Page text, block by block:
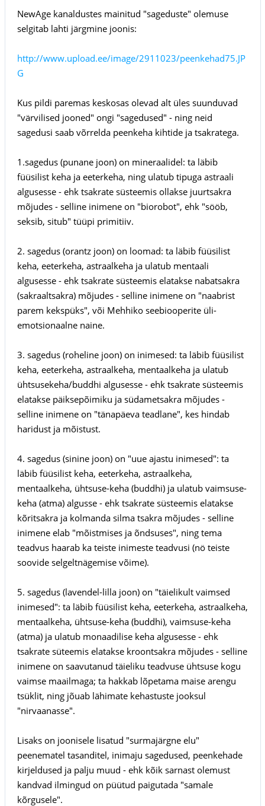
NewAge kanaldustes mainitud "sageduste" olemuse
selgitab lahti järgmine joonis:
http://www.upload.ee/image/2911023/peenkehad75.JP
G
Kus pildi paremas keskosas olevad alt üles suunduvad
"värvilised jooned" ongi "sagedused" - ning neid
sagedusi saab võrrelda peenkeha kihtide ja tsakratega.
1.sagedus (punane joon) on mineraalidel: ta läbib
füüsilist keha ja eeterkeha, ning ulatub tipuga astraali
algusesse - ehk tsakrate süsteemis ollakse juurtsakra
mõjudes - selline inimene on "biorobot", ehk "sööb,
seksib, situb" tüüpi primitiiv.
2. sagedus (orantz joon) on loomad: ta läbib füüsilist
keha, eeterkeha, astraalkeha ja ulatub mentaali
algusesse - ehk tsakrate süsteemis elatakse nabatsakra
(sakraaltsakra) mõjudes - selline inimene on "naabrist
parem kekspüks", või Mehhiko seebiooperite üli-
emotsionaalne naine.
3. sagedus (roheline joon) on inimesed: ta läbib füüsilist
keha, eeterkeha, astraalkeha, mentaalkeha ja ulatub
ühtsusekeha/buddhi algusesse - ehk tsakrate süsteemis
elatakse päiksepõimiku ja südametsakra mõjudes -
selline inimene on "tänapäeva teadlane", kes hindab
haridust ja mõistust.
4. sagedus (sinine joon) on "uue ajastu inimesed": ta
läbib füüsilist keha, eeterkeha, astraalkeha,
mentaalkeha, ühtsuse-keha (buddhi) ja ulatub vaimsuse-
keha (atma) algusse - ehk tsakrate süsteemis elatakse
kõritsakra ja kolmanda silma tsakra mõjudes - selline
inimene elab "mõistmises ja õndsuses", ning tema
teadvus haarab ka teiste inimeste teadvusi (nö teiste
soovide selgeltnägemise võime).
5. sagedus (lavendel-lilla joon) on "täielikult vaimsed
inimesed": ta läbib füüsilist keha, eeterkeha, astraalkeha,
mentaalkeha, ühtsuse-keha (buddhi), vaimsuse-keha
(atma) ja ulatub monaadilise keha algusesse - ehk
tsakrate süteemis elatakse kroontsakra mõjudes - selline
inimene on saavutanud täieliku teadvuse ühtsuse kogu
vaimse maailmaga; ta hakkab lõpetama maise arengu
tsüklit, ning jõuab lähimate kehastuste jooksul
"nirvaanasse".
Lisaks on joonisele lisatud "surmajärgne elu"
peenematel tasanditel, inimaju sagedused, peenkehade
kirjeldused ja palju muud - ehk kõik sarnast olemust
kandvad ilmingud on püütud paigutada "samale
kõrgusele".